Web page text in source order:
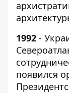
1992 -
появился